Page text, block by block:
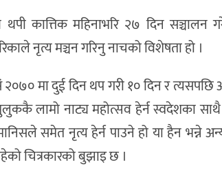
थपी कात्तिक महिनाभरि २७ दिन सञ्चालन
नृत्य मञ्चन गरिनु नाचको विशेषता हो ।
मा दुई दिन थप गरी १० दिन र त्यसपछि
लामो नाट्य महोत्सव हेर्न स्वदेशका साथै
समेत नृत्य हेर्न पाउने हो या हैन भन्ने
चित्रकारको बुझाइ छ ।